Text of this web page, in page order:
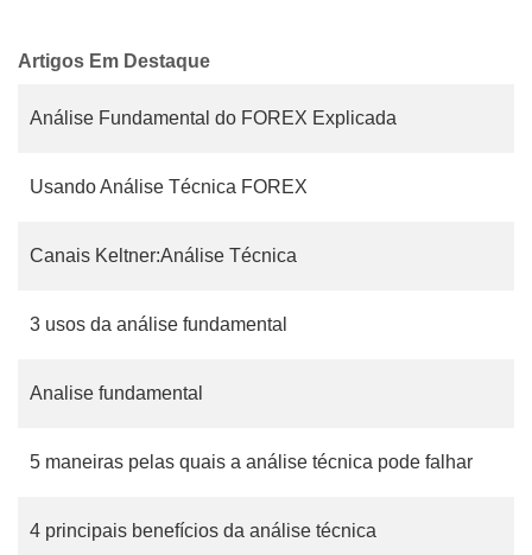
Artigos Em Destaque
Análise Fundamental do FOREX Explicada
Usando Análise Técnica FOREX
Canais Keltner:Análise Técnica
3 usos da análise fundamental
Analise fundamental
5 maneiras pelas quais a análise técnica pode falhar
4 principais benefícios da análise técnica